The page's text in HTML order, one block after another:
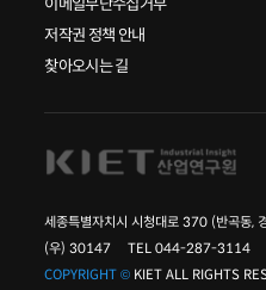
저작권 정책 안내
찾아오시는 길
세종특별자치시 시청대로 370 (반곡동,
(우) 30147 TEL 044-287-3114
COPYRIGHT © KIET ALL RIGHTS